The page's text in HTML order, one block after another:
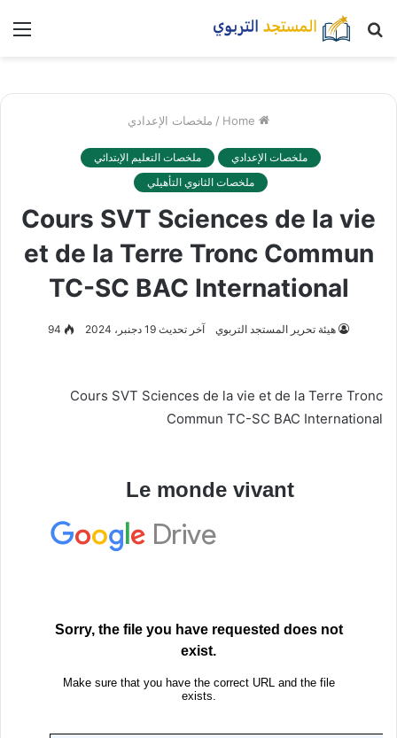
بحث
/ ملخصات الإعدادي
ملخصات الإعدادي
ملخصات التعليم الإبتدائي
ملخصات الثانوي التأهيلي
Cours SVT Sciences de la vie
et de la Terre Tronc Commun
TC-SC BAC International
هيئة تحرير المستجد التربوي آخر تحديث 19 دجنبر، 2024 94
Cours SVT Sciences de la vie et de la Terre Tronc
Commun TC-SC BAC International
Le monde vivant